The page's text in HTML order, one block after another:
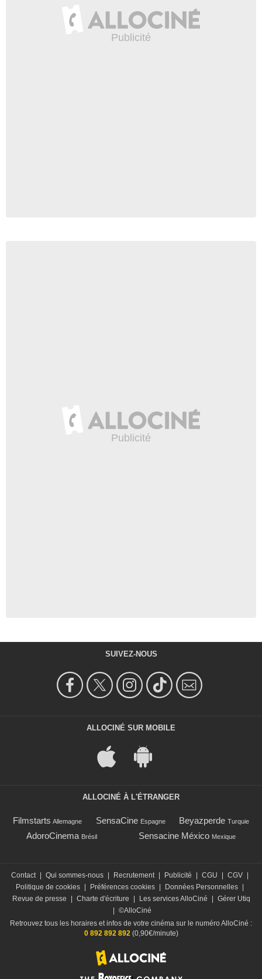
SUIVEZ-NOUS
ALLOCINÉ SUR MOBILE
ALLOCINÉ À L'ÉTRANGER
Filmstarts Allemagne SensaCine Espagne Beyazperde Turquie
AdoroCinema Brésil Sensacine México Mexique
Contact | Qui sommes-nous | Recrutement | Publicité | CGU | CGV |
Politique de cookies | Préférences cookies | Données Personnelles |
Revue de presse
| Charte d'écriture | Les services AlloCiné | Gérer Utiq
| ©AlloCiné
Retrouvez tous les horaires et infos de votre cinéma sur le numéro AlloCiné :
0 892 892 892(0,90€/minute)